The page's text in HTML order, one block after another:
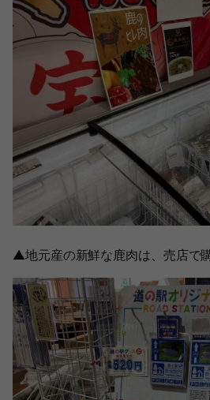
▲地元産の新鮮な鹿肉は、売店で